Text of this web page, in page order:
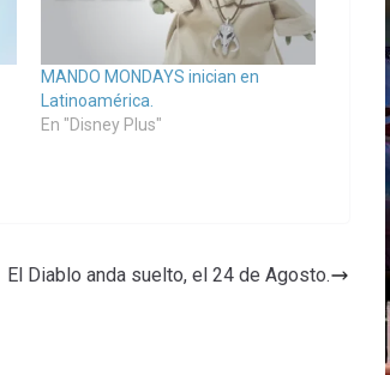
MANDO MONDAYS inician en
Latinoamérica.
En "Disney Plus"
El Diablo anda suelto, el 24 de Agosto.